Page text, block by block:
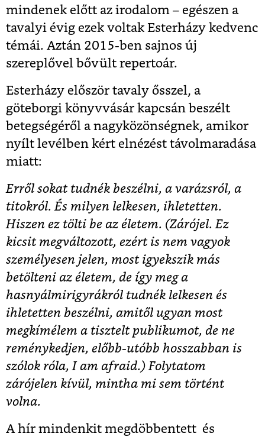
mindenek előtt az irodalom – egészen a
tavalyi évig ezek voltak Esterházy kedvenc
témái. Aztán 2015-ben sajnos új
szereplővel bővült repertoár.
Esterházy először tavaly ősszel, a
göteborgi könyvvásár kapcsán beszélt
betegségéről a nagyközönségnek, amikor
nyílt levélben kért elnézést távolmaradása
miatt:
Erről sokat tudnék beszélni, a varázsról, a
titokról. És milyen lelkesen, ihletetten.
Hiszen ez tölti be az életem. (Zárójel. Ez
kicsit megváltozott, ezért is nem vagyok
személyesen jelen, most igyekszik más
betölteni az életem, de így meg a
hasnyálmirigyrákról tudnék lelkesen és
ihletetten beszélni, amitől ugyan most
megkímélem a tisztelt publikumot, de ne
reménykedjen, előbb-utóbb hosszabban is
szólok róla, I am afraid.) Folytatom
zárójelen kívül, mintha mi sem történt
volna.
A hír mindenkit megdöbbentett és